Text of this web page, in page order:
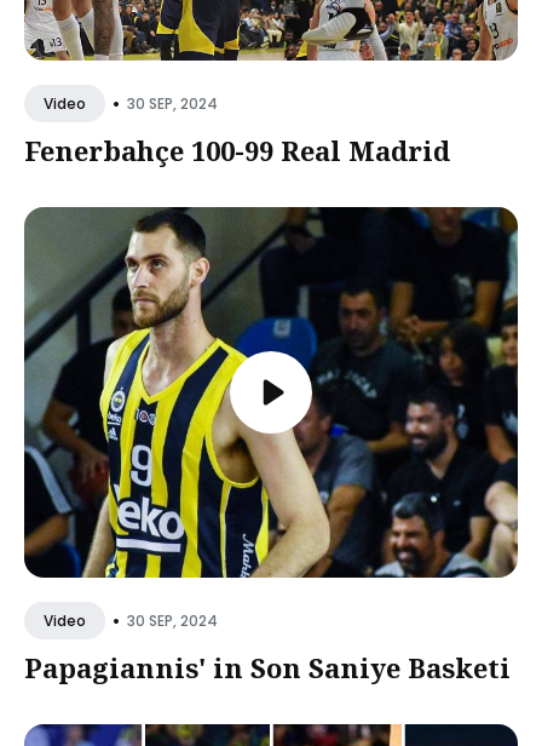
Video • 30 SEP, 2024
Fenerbahçe 100-99 Real Madrid
Video • 30 SEP, 2024
Papagiannis' in Son Saniye Basketi